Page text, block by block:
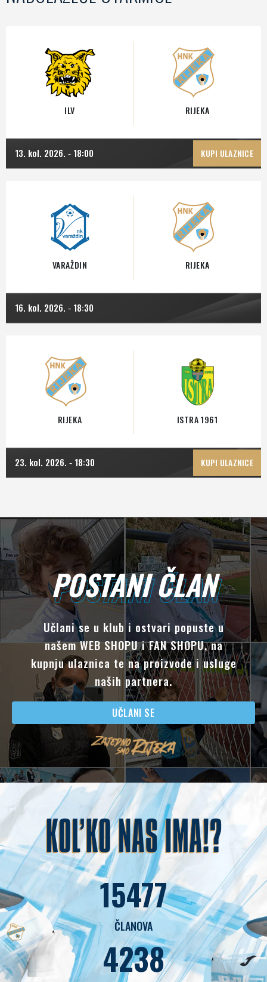
ILV RIJEKA
13. kol. 2026. - 18:00 KUPI ULAZNICE
VARAŽDIN RIJEKA
16. kol. 2026. - 18:30
RIJEKA ISTRA 1961
23. kol. 2026. - 18:30 KUPI ULAZNICE
POSTANI ČLAN
POSTANI ČLAN
Učlani se u klub i ostvari popuste u
našem WEB SHOPU i FAN SHOPU, na
kupnju ulaznica te na proizvode i usluge
naših partnera.
UČLANI SE
15477
ČLANOVA
4238